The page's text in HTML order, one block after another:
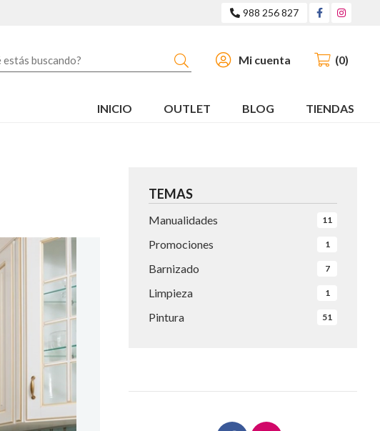
988 256 827
Buscar Mi cuenta 0
INICIO OUTLET BLOG TIENDAS
TEMAS
Pintura 51
Manualidades 11
Promociones 1
Barnizado 7
Limpieza 1